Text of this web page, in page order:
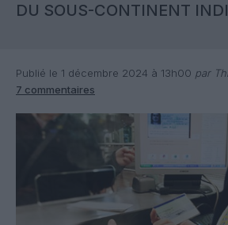
DU SOUS-CONTINENT
Publié le 1 décembre 2024 à 13h00 par
7 commentaires